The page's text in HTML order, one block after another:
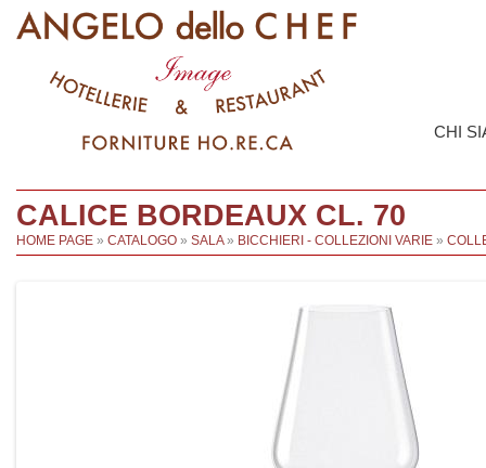
CHI
CALICE BORDEAUX CL. 70
HOME PAGE » CATALOGO » SALA» BICCHIERI - COLLEZIONI VARIE »